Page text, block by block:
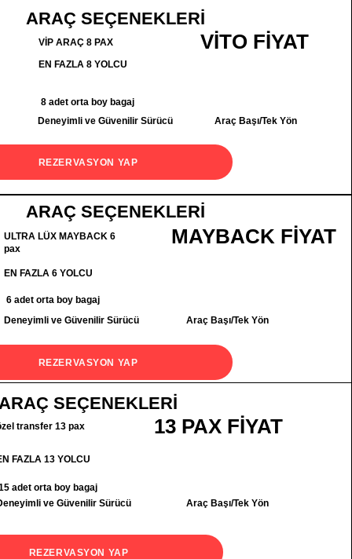
ARAÇ SEÇENEKLERİ
VİP ARAÇ 8 PAX VİTO FİYAT
EN FAZLA 8 YOLCU
8 adet orta boy bagaj
Deneyimli ve Güvenilir Sürücü
Araç Başı/Tek Yön
REZERVASYON YAP
ARAÇ SEÇENEKLERİ
ULTRA LÜX MAYBACK 6
pax
MAYBACK FİYAT
EN FAZLA 6 YOLCU
6 adet orta boy bagaj
Deneyimli ve Güvenilir Sürücü
Araç Başı/Tek Yön
REZERVASYON YAP
SEÇENEKLERİ
transfer 13 pax 13 PAX FİYAT
FAZLA 13 YOLCU
adet orta boy bagaj
ve Güvenilir Sürücü
Araç Başı/Tek Yön
REZERVASYON YAP